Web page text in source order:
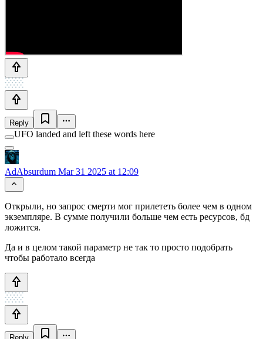
Reply
UFO landed and left these words here
AdAbsurdum Mar 31 2025 at 12:09
Открыли, но запрос смерти мог прилететь более чем в одном
экземпляре. В сумме получили больше чем есть ресурсов, бд
ложится.
Да и в целом такой параметр не так то просто подобрать
чтобы работало всегда